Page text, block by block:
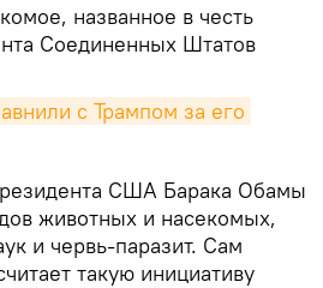
названное в честь
Соединенных Штатов
с Трампом за его
США Барака Обамы
животных и насекомых,
и червь-паразит. Сам
такую инициативу